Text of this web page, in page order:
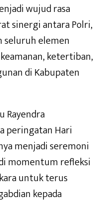
wujud rasa
sinergi antara Polri,
seluruh elemen
ketertiban,
di Kabupaten
Rayendra
peringatan Hari
menjadi seremoni
momentum refleksi
untuk terus
kepada